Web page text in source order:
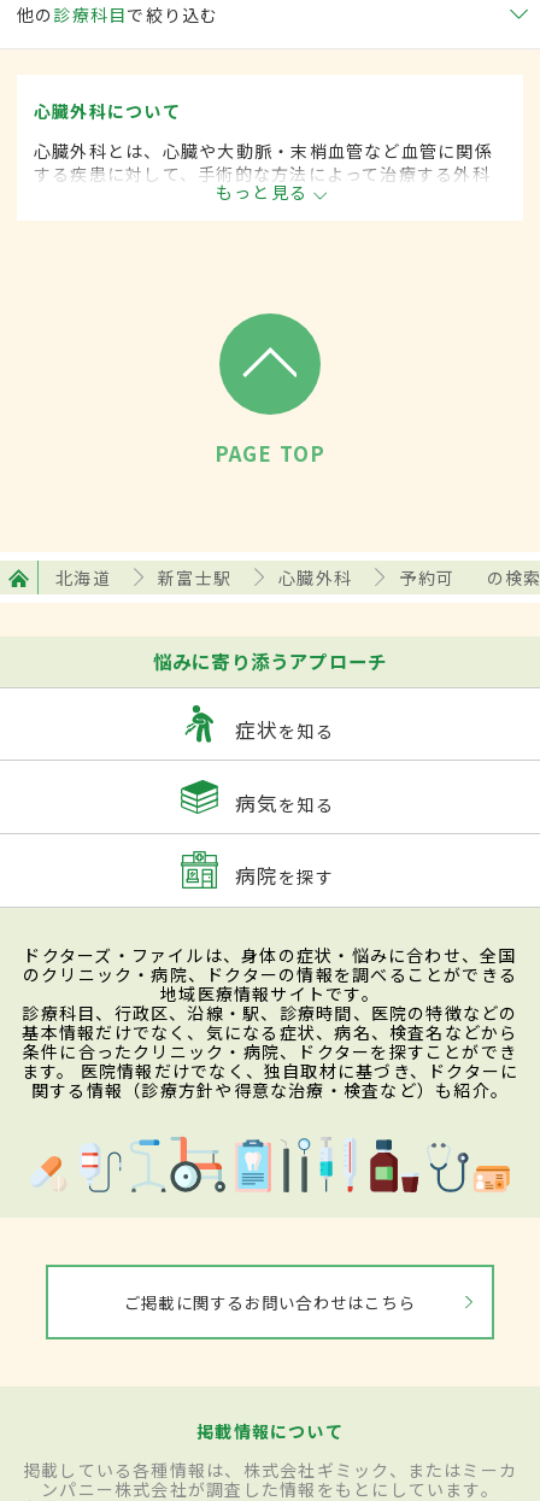
他の 診療科目で絞り込む
心臓外科について
心臓外科とは、心臓や大動脈・末梢血管など血管に関係
する疾患に対して、手術的な方法によって治療する外科
もっと見る
PAGE TOP
北海道 新富士駅 心臓外科 予約可 の検
悩みに寄り添うアプローチ
症状を知る
病気を知る
病院を探す
ドクターズ・ファイルは、身体の症状・悩みに合わせ、全国
のクリニック・病院、ドクターの情報を調べることができる
地域医療情報サイトです。
診療科目、行政区、沿線・駅、診療時間、医院の特徴などの
基本情報だけでなく、気になる症状、病名、検査名などから
条件に合ったクリニック・病院、ドクターを探すことができ
ます。 医院情報だけでなく、独自取材に基づき、ドクターに
関する情報（診療方針や得意な治療・検査など）も紹介。
ご掲載に関するお問い合わせはこちら
掲載情報について
掲載している各種情報は、株式会社ギミック、またはミーカ
ンパニー株式会社が調査した情報をもとにしています。